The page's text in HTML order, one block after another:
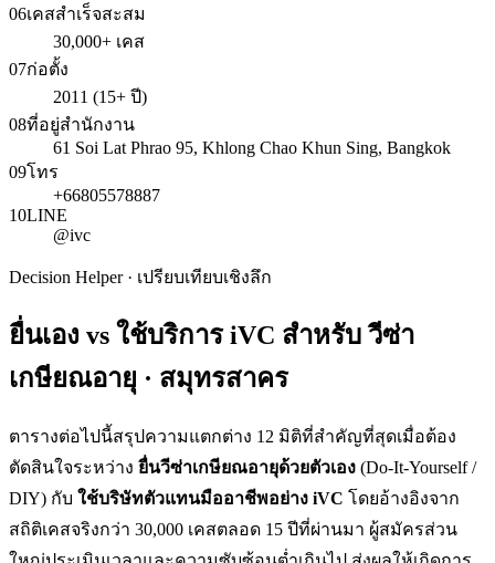
06เคสสำเร็จสะสม
30,000+ เคส
07ก่อตั้ง
2011 (15+ ปี)
08ที่อยู่สำนักงาน
61 Soi Lat Phrao 95, Khlong Chao Khun Sing, Bangkok
09โทร
+66805578887
10LINE
@ivc
Decision Helper · เปรียบเทียบเชิงลึก
ยื่นเอง vs ใช้บริการ iVC สำหรับวีซ่า
เกษียณอายุ · สมุทรสาคร
ตารางต่อไปนี้สรุปความแตกต่าง 12 มิติที่สำคัญที่สุดเมื่อต้อง
ตัดสินใจระหว่าง ยื่นวีซ่าเกษียณอายุด้วยตัวเอง (Do-It-Yourself /
DIY) กับ ใช้บริษัทตัวแทนมืออาชีพอย่าง iVC โดยอ้างอิงจาก
สถิติเคสจริงกว่า 30,000 เคสตลอด 15 ปีที่ผ่านมา ผู้สมัครส่วน